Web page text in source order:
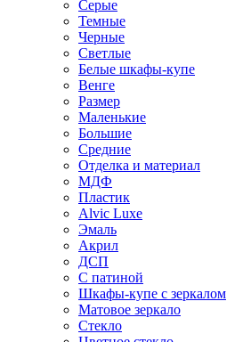
Серые
Темные
Черные
Светлые
Белые шкафы-купе
Венге
Размер
Маленькие
Большие
Средние
Отделка и материал
МДФ
Пластик
Alvic Luxe
Эмаль
Акрил
ДСП
С патиной
Шкафы-купе с зеркалом
Матовое зеркало
Стекло